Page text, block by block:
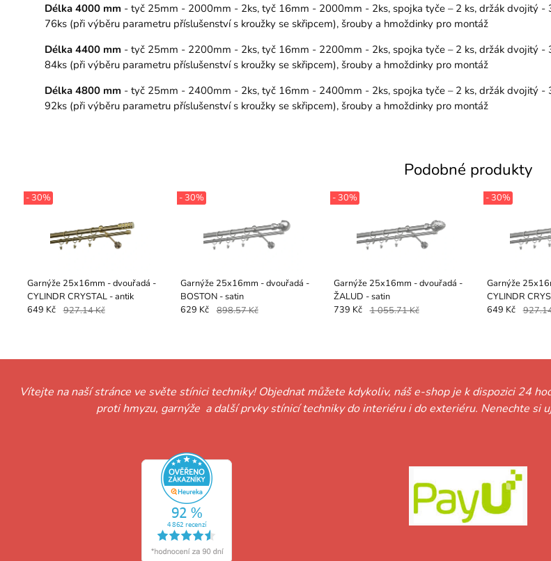
Délka 4000 mm - tyč 25mm - 2000mm - 2ks, tyč 16mm - 2000mm - 2ks, spojka tyče – 2 ks, držák dvojitý -
76ks (při výběru parametru příslušenství s kroužky se skřipcem), šrouby a hmoždinky pro montáž
Délka 4400 mm - tyč 25mm - 2200mm - 2ks, tyč 16mm - 2200mm - 2ks, spojka tyče – 2 ks, držák dvojitý -
84ks (při výběru parametru příslušenství s kroužky se skřipcem), šrouby a hmoždinky pro montáž
Délka 4800 mm - tyč 25mm - 2400mm - 2ks, tyč 16mm - 2400mm - 2ks, spojka tyče – 2 ks, držák dvojitý -
92ks (při výběru parametru příslušenství s kroužky se skřipcem), šrouby a hmoždinky pro montáž
Podobné produkty
Garnýže 25x16mm - dvouřadá -
CYLINDR CRYSTAL - antik
- 30%
649 Kč 927.14 Kč
Garnýže 25x16mm - dvouřadá -
BOSTON - satin
- 30%
629 Kč 898.57 Kč
Garnýže 25x16mm - dvouřadá -
ŽALUD - satin
- 30%
739 Kč 1 055.71 Kč
Garnýže
CYLINDR
- 30%
649 Kč
Vítejte na naší stránce ve světe stínici techniky! Objednat můžete kdykoliv, náš e-shop je k dispozici 24
proti hmyzu, garnýže a další prvky stínicí techniky do interiéru i do exteriéru. Nenechte si